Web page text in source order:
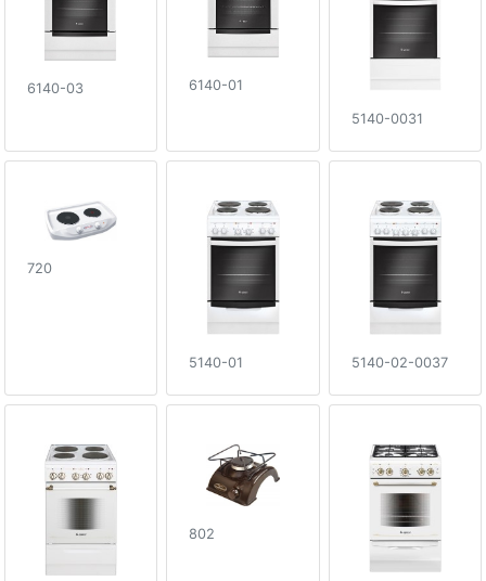
6140-03 6140-01
5140-0031
720
5140-01 5140-02-0037
802